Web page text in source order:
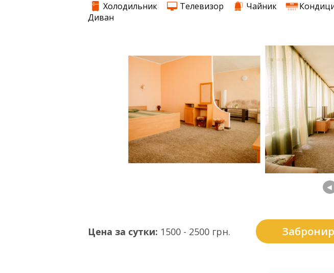
Холодильник Телевизор Чайник
Диван
◄
Цена за сутки: 1500 - 2500 грн.